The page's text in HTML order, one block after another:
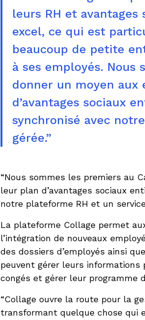
leurs RH et
excel, ce qui est
beaucoup de petite
à ses employés. Nous
donner un moyen aux
d’avantages sociaux
synchronisé avec
gérée.”
“Nous sommes les premiers au
leur plan d’avantages sociaux
notre plateforme RH et un service
La plateforme Collage permet
l’intégration de nouveaux
des dossiers d’employés ainsi
peuvent gérer leurs
congés et gérer leur programme
“Collage ouvre la route pour la
transformant quelque chose qui